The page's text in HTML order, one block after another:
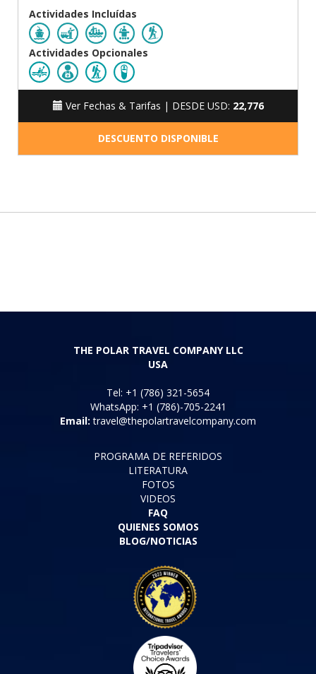
Actividades Incluídas
Actividades Opcionales
Ver Fechas & Tarifas | DESDE USD: 22,776
DESCUENTO DISPONIBLE
THE POLAR TRAVEL COMPANY LLC
USA
Tel: +1 (786) 321-5654
WhatsApp: +1 (786)-705-2241
Email: travel@thepolartravelcompany.com
PROGRAMA DE REFERIDOS
LITERATURA
FOTOS
VIDEOS
FAQ
QUIENES SOMOS
BLOG/NOTICIAS